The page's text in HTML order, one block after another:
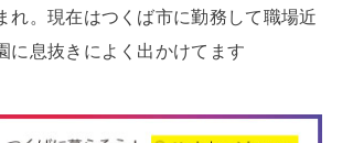
れ。現在はつくば市に勤務して職場近
に息抜きによく出かけてます